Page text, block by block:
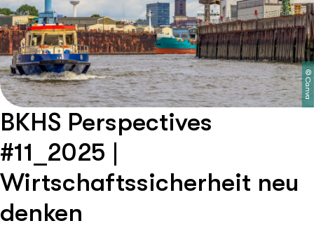
©
Canva
BKHS Perspectives
#11_2025 |
Wirtschaftssicherheit neu
denken